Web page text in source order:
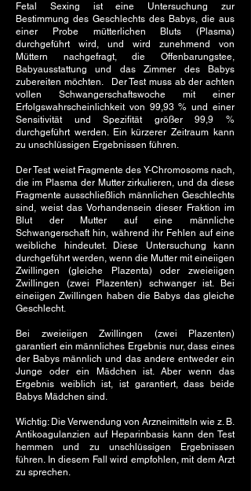
Fetal Sexing ist eine Untersuchung zur
Bestimmung des Geschlechts des Babys, die aus
einer Probe mütterlichen Bluts (Plasma)
durchgeführt wird, und wird zunehmend von
Müttern nachgefragt, die Offenbarungstee,
Babyausstattung und das Zimmer des Babys
zubereiten möchten. Der Test muss ab der achten
vollen Schwangerschaftswoche mit einer
Erfolgswahrscheinlichkeit von 99,93 % und einer
Sensitivität und Spezifität größer 99,9 %
durchgeführt werden. Ein kürzerer Zeitraum kann
zu unschlüssigen Ergebnissen führen.
Der Test weist Fragmente des Y-Chromosoms nach,
die im Plasma der Mutter zirkulieren, und da diese
Fragmente ausschließlich männlichen Geschlechts
sind, weist das Vorhandensein dieser Fraktion im
Blut der Mutter auf eine männliche
Schwangerschaft hin, während ihr Fehlen auf eine
weibliche hindeutet. Diese Untersuchung kann
durchgeführt werden, wenn die Mutter mit eineiigen
Zwillingen (gleiche Plazenta) oder zweieiigen
Zwillingen (zwei Plazenten) schwanger ist. Bei
eineiigen Zwillingen haben die Babys das gleiche
Geschlecht.
Bei zweieiigen Zwillingen (zwei Plazenten)
garantiert ein männliches Ergebnis nur, dass eines
der Babys männlich und das andere entweder ein
Junge oder ein Mädchen ist. Aber wenn das
Ergebnis weiblich ist, ist garantiert, dass beide
Babys Mädchen sind.
Wichtig: Die Verwendung von Arzneimitteln wie z. B.
Antikoagulanzien auf Heparinbasis kann den Test
hemmen und zu unschlüssigen Ergebnissen
führen. In diesem Fall wird empfohlen, mit dem Arzt
zu sprechen.